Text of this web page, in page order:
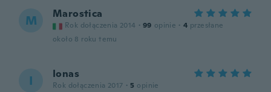
M Marostica
Rok dołączenia 2014 · 99 opinie · 4 przesłane
około 8 roku temu
I Ionas
Rok dołączenia 2017 · 5 opinie